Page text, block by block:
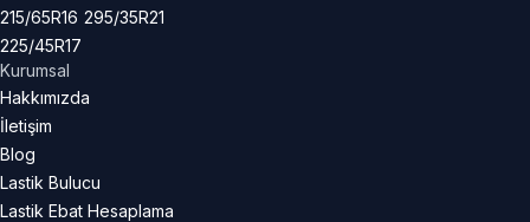
215/65R16
225/45R17
295/35R21
Kurumsal
Hakkımızda
İletişim
Blog
Lastik Bulucu
Lastik Ebat Hesaplama